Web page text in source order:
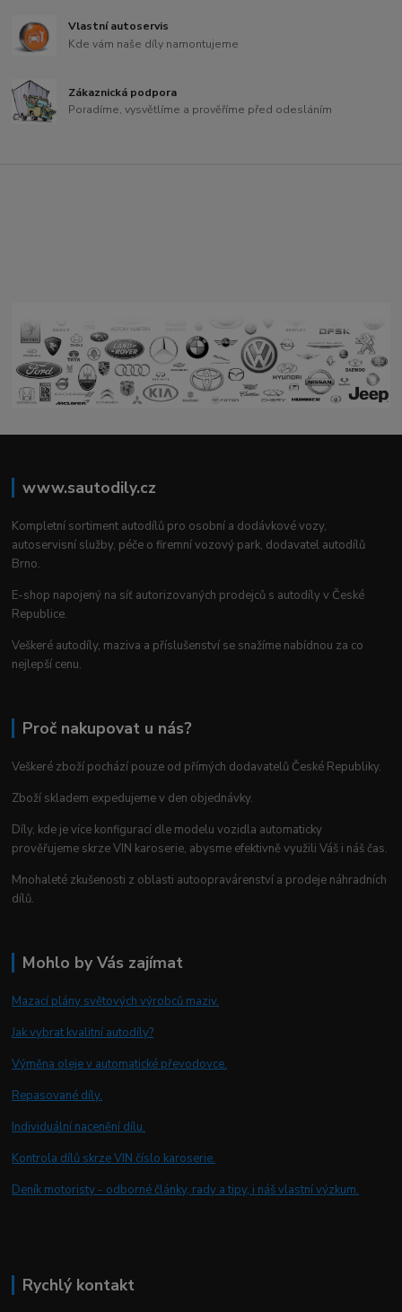
Vlastní autoservis
Kde vám naše díly namontujeme
Zákaznická podpora
Poradíme, vysvětlíme a prověříme před odesláním
www.sautodily.cz
Kompletní sortiment autodílů pro osobní a dodávkové vozy,
autoservisní služby, péče o firemní vozový park, dodavatel autodílů
Brno.
E-shop napojený na síť autorizovaných prodejců s autodíly v České
Republice.
Veškeré autodíly, maziva a příslušenství se snažíme nabídnou za co
nejlepší cenu.
Proč nakupovat u nás?
Veškeré zboží pochází pouze od přímých dodavatelů České Republiky.
Zboží skladem expedujeme v den objednávky.
Díly, kde je více konfigurací dle modelu vozidla automaticky
prověřujeme skrze VIN karoserie, abysme efektivně využili Váš i náš čas.
Mnohaleté zkušenosti z oblasti autoopravárenství a prodeje náhradních
dílů.
Mohlo by Vás zajímat
Mazací plány světových výrobců maziv.
Jak vybrat kvalitní autodíly?
Výměna oleje v automatické převodovce.
Repasované díly.
Individuální nacenění dílu.
Kontrola dílů skrze VIN číslo karoserie.
Deník motoristy - odborné články, rady a tipy, i náš vlastní výzkum.
Rychlý kontakt